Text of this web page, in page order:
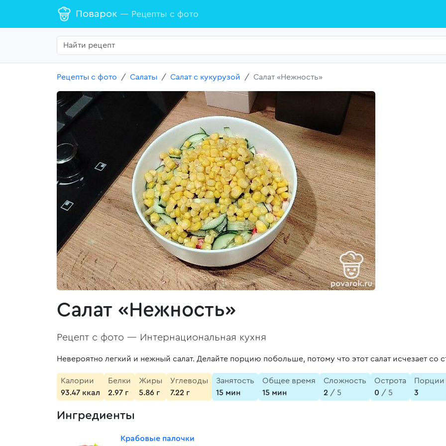
Поварок — Рецепты с фото
Рецепты с фото Салаты Салат с кукурузой Салат «Нежность»
Салат «Нежность»
Рецепт с фото — Интернациональная кухня
Невероятно легкий и нежный салат. Делайте порцию побольше, потому что этот салат исчезает со
Калории
93.47 ккал
Белки
2.97 г
Жиры
5.86 г
Углеводы
7.22 г
Занятость
15 мин
Общее время
15 мин
Сложность
2 / 5
Острота
0 / 5
Порции
3
Ингредиенты
Крабовые палочки